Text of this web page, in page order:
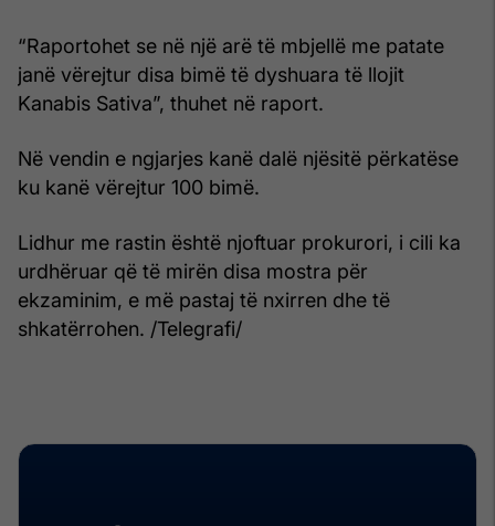
“Raportohet se në një arë të mbjellë me patate
janë vërejtur disa bimë të dyshuara të llojit
Kanabis Sativa”, thuhet në raport.
Në vendin e ngjarjes kanë dalë njësitë përkatëse
ku kanë vërejtur 100 bimë.
Lidhur me rastin është njoftuar prokurori, i cili ka
urdhëruar që të mirën disa mostra për
ekzaminim, e më pastaj të nxirren dhe të
shkatërrohen. /Telegrafi/